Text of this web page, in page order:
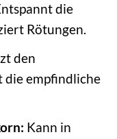
die
Rötungen.
den
die empfindliche
Kann in